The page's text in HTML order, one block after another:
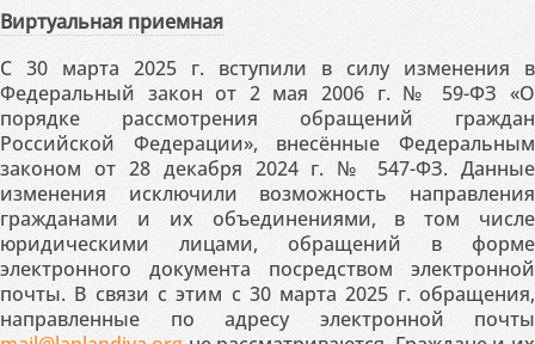
Виртуальная приемная
С 30 марта 2025 г. вступили в силу изменения в
Федеральный закон от 2 мая 2006 г. № 59-ФЗ «О
порядке рассмотрения обращений граждан
Российской Федерации», внесённые Федеральным
законом от 28 декабря 2024 г. № 547-ФЗ. Данные
изменения исключили возможность направления
гражданами и их объединениями, в том числе
юридическими лицами, обращений в форме
электронного документа посредством электронной
почты. В связи с этим с 30 марта 2025 г. обращения,
направленные по адресу электронной почты